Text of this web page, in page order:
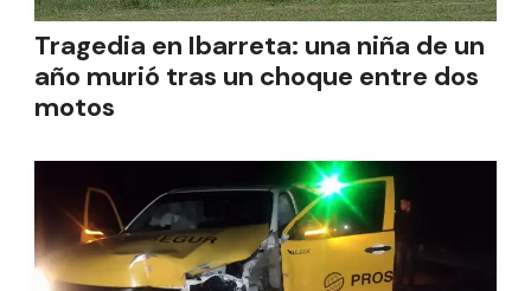
Tragedia en Ibarreta: una niña de un
año murió tras un choque entre dos
motos